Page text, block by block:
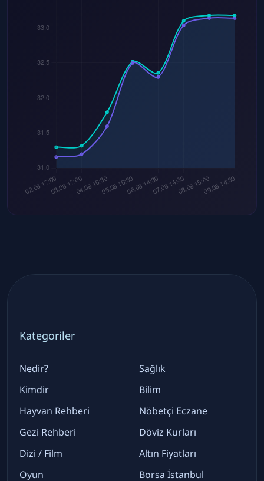
Kategoriler
Nedir?
Kimdir
Hayvan Rehberi
Gezi Rehberi
Dizi / Film
Oyun
Sağlık
Bilim
Nöbetçi Eczane
Döviz Kurları
Altın Fiyatları
Borsa İstanbul